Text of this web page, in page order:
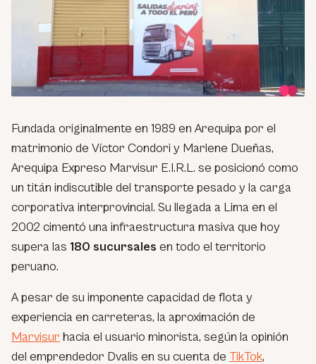
Fundada originalmente en 1989 en Arequipa por el
matrimonio de Víctor Condori y Marlene Dueñas,
Arequipa Expreso Marvisur E.I.R.L. se posicionó como
un titán indiscutible del transporte pesado y la carga
corporativa interprovincial. Su llegada a Lima en el
2002 cimentó una infraestructura masiva que hoy
supera las 180 sucursales en todo el territorio
peruano.
A pesar de su imponente capacidad de flota y
experiencia en carreteras, la aproximación de
Marvisur hacia el usuario minorista, según la opinión
del emprendedor Dvalis en su cuenta de TikTok,